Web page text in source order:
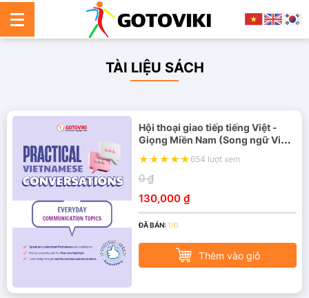
TÀI LIỆU SÁCH
Hội thoại giao tiếp tiếng Việt -
Giọng Miền Nam (Song ngữ Việt
654 lượt xem
0 ₫
130,000 ₫
ĐÃ BÁN:1/0
Thêm vào giỏ